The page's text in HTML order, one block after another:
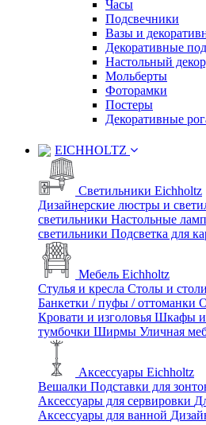
Часы
Подсвечники
Вазы и
Декоративные
Настольный
Мольберты
Фоторамки
Постеры
Декоративные
EICHHOLTZ
Светильники Eichholtz
Дизайнерские люстры и
светильники Настольные
светильники Подсветка для
Мебель Eichholtz
Стулья и кресла Столы и
Банкетки / пуфы / оттоманки
Кровати и изголовья Шкафы и
тумбочки Ширмы Уличная
Аксессуары Eichholtz
Вешалки Подставки для
Аксессуары для сервировки
Аксессуары для ванной